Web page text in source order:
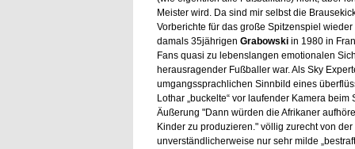
Meister wird. Da sind mir selbst die
Vorberichte für das große Spitzenspiel wieder
damals 35jährigen Grabowskiin 1980 in
Fans quasi zu lebenslangen emotionalen
herausragender Fußballer war. Als Sky
umgangssprachlichen Sinnbild eines
Lothar „buckelte“ vor laufender Kamera
Äußerung "Dann würden die Afrikaner
Kinder zu produzieren." völlig zurecht von
unverständlicherweise nur sehr milde